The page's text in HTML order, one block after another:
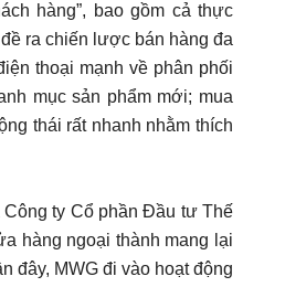
hàng”, bao gồm cả thực
ra chiến lược bán hàng đa
thoại mạnh về phân phối
mục sản phẩm mới; mua
thái rất nhanh nhằm thích
Công ty Cổ phần Đầu tư Thế
hàng ngoại thành mang lại
đây, MWG đi vào hoạt động